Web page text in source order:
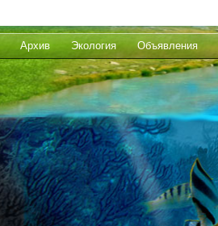
Архив Экология Объявления